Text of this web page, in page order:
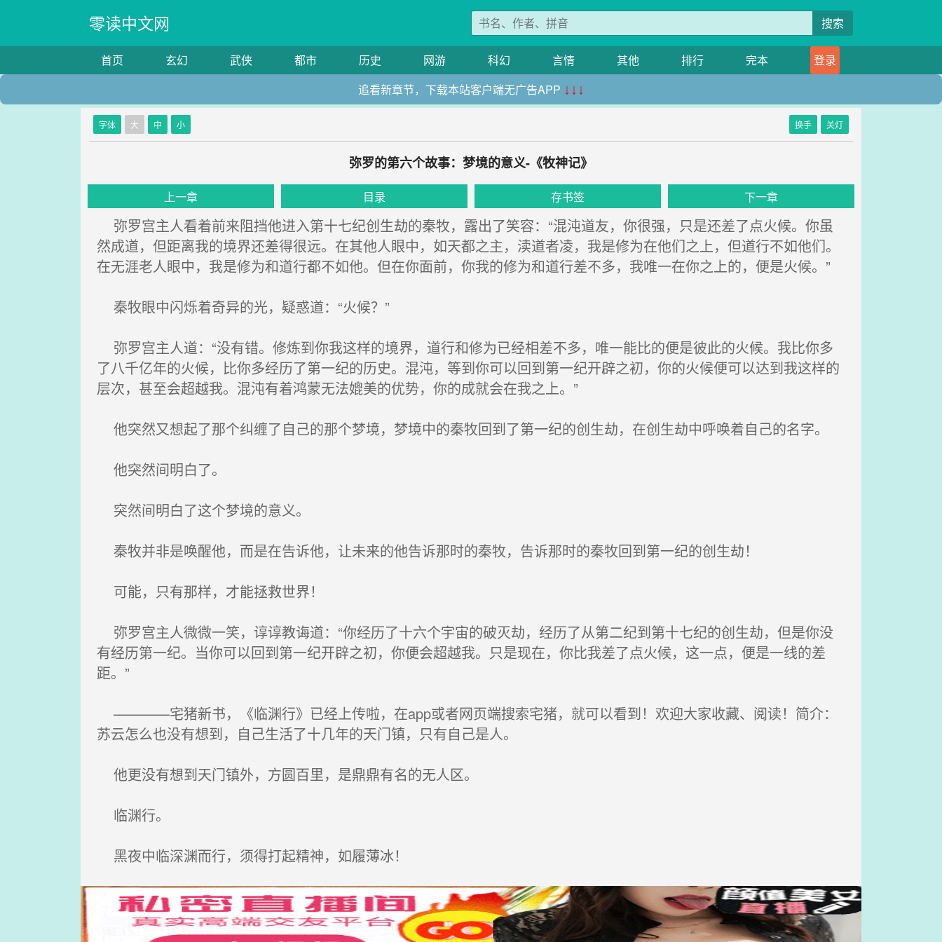
零读中文网 搜索
首页 玄幻 武侠 都市 历史 网游 科幻 言情 其他 排行 完本
登录
追看新章节，下载本站客户端无广告APP ↓↓↓
字体 大 中 小 换手 关灯
弥罗的第六个故事：梦境的意义-《牧神记》
上一章 目录 存书签 下一章
弥罗宫主人看着前来阻挡他进入第十七纪创生劫的秦牧，露出了笑容：“混沌道友，你很强，只是还差了点火候。你虽
然成道，但距离我的境界还差得很远。在其他人眼中，如天都之主，渎道者凌，我是修为在他们之上，但道行不如他们。
在无涯老人眼中，我是修为和道行都不如他。但在你面前，你我的修为和道行差不多，我唯一在你之上的，便是火候。”
秦牧眼中闪烁着奇异的光，疑惑道：“火候？”
弥罗宫主人道：“没有错。修炼到你我这样的境界，道行和修为已经相差不多，唯一能比的便是彼此的火候。我比你多
了八千亿年的火候，比你多经历了第一纪的历史。混沌，等到你可以回到第一纪开辟之初，你的火候便可以达到我这样的
层次，甚至会超越我。混沌有着鸿蒙无法媲美的优势，你的成就会在我之上。”
他突然又想起了那个纠缠了自己的那个梦境，梦境中的秦牧回到了第一纪的创生劫，在创生劫中呼唤着自己的名字。
他突然间明白了。
突然间明白了这个梦境的意义。
秦牧并非是唤醒他，而是在告诉他，让未来的他告诉那时的秦牧，告诉那时的秦牧回到第一纪的创生劫！
可能，只有那样，才能拯救世界！
弥罗宫主人微微一笑，谆谆教诲道：“你经历了十六个宇宙的破灭劫，经历了从第二纪到第十七纪的创生劫，但是你没
有经历第一纪。当你可以回到第一纪开辟之初，你便会超越我。只是现在，你比我差了点火候，这一点，便是一线的差
距。”
————宅猪新书，《临渊行》已经上传啦，在app或者网页端搜索宅猪，就可以看到！欢迎大家收藏、阅读！简介：
苏云怎么也没有想到，自己生活了十几年的天门镇，只有自己是人。
他更没有想到天门镇外，方圆百里，是鼎鼎有名的无人区。
临渊行。
黑夜中临深渊而行，须得打起精神，如履薄冰！